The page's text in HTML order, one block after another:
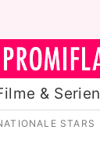
& Serien
STARS